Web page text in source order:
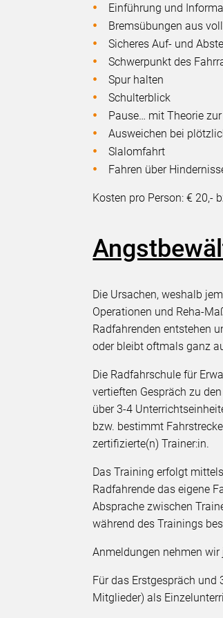
Einführung und
Bremsübungen aus
Sicheres Auf- und
Schwerpunkt des
Spur halten
Schulterblick
Pause… mit Theorie
Ausweichen bei
Slalomfahrt
Fahren über
Kosten pro Person: € 20,-
Die Ursachen, weshalb
Operationen und Reha-
Radfahrenden entstehen
oder bleibt oftmals ganz
Die Radfahrschule für
vertieften Gespräch zu
über 3-4
bzw. bestimmt
zertifizierte(n) Trainer:in.
Das Training erfolgt
Radfahrende das eigene
Absprache zwischen
während des Trainings
Anmeldungen nehmen wir
Für das Erstgespräch und
Mitglieder) als